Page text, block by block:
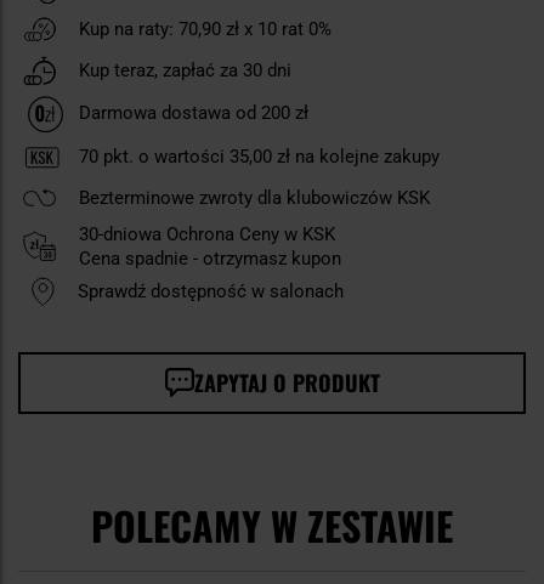
Kup na raty: 70,90 zł x 10 rat 0%
Kup teraz, zapłać za 30 dni
Darmowa dostawa od 200 zł
70 pkt. o wartości 35,00 zł na kolejne zakupy
Bezterminowe zwroty dla klubowiczów KSK
30-dniowa Ochrona Ceny w KSK
Cena spadnie - otrzymasz kupon
Sprawdź dostępność w salonach
ZAPYTAJ O PRODUKT
POLECAMY W ZESTAWIE